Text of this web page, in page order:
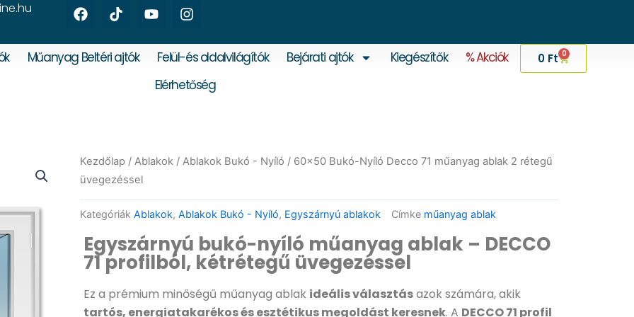
F
a
e
b
T
i
t
o
Y
o
t
u
b
e
I
n
t
a
g
r
Műanyag Beltéri ajtók Felül-és oldalvilágítók Bejárati ajtók Kiegészítők
% Akciók
Elérhetőség
0 Ft 0
Kosár
Kezdőlap / Ablakok/ Ablakok Bukó - Nyíló / 60×50 Bukó-Nyíló Decco 71 műanyag ablak 2 rétegű
üvegezéssel
Kategóriák Ablakok, Ablakok Bukó - Nyíló, Egyszárnyú ablakok Címke műanyag ablak
Egyszárnyú bukó-nyíló műanyag ablak – DECCO
71 profilból, kétrétegű üvegezéssel
Ez a prémium minőségű műanyag ablak ideális választásazok számára, akik
tartós, energiatakarékos és esztétikus megoldást keresnek. A DECCO 71 profil